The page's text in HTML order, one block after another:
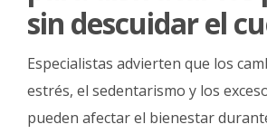
La
Cultura
Tecnología
sin descuidar el
Especialistas advierten que los
estrés, el sedentarismo y los
pueden afectar el bienestar